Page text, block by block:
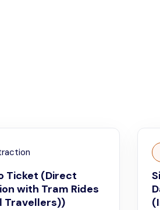
Ticket (Direct
with Tram Rides
Travellers))